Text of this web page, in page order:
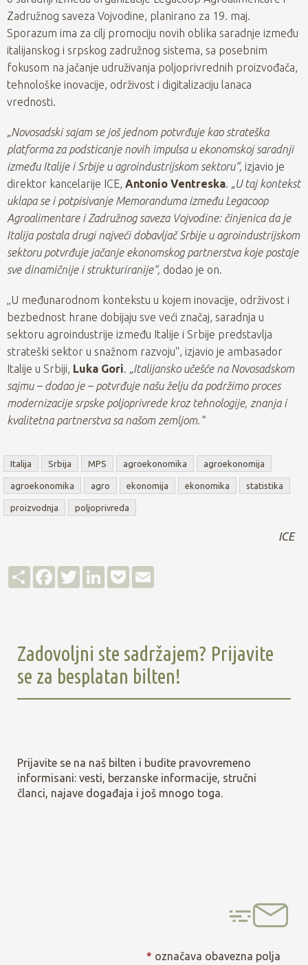
Zadružnog saveza Vojvodine, planirano za 19. maj.
Sporazum ima za cilj promociju novih oblika saradnje između
italijanskog i srpskog zadružnog sistema, sa posebnim
fokusom na jačanje udruživanja poljoprivrednih proizvođača,
tehnološke inovacije, održivost i digitalizaciju lanaca
vrednosti.
„Novosadski sajam se još jednom potvrđuje kao strateška
platforma za podsticanje novih impulsa u ekonomskoj saradnji
između Italije i Srbije u agroindustrijskom sektoru“, izjavio je
direktor kancelarije ICE, Antonio Ventreska. „U taj kontekst
uklapa se i potpisivanje Memoranduma između Legacoop
Agroalimentare i Zadružnog saveza Vojvodine: činjenica da je
Italija postala drugi najveći dobavljač Srbije u agroindustrijskom
sektoru potvrđuje jačanje ekonomskog partnerstva koje postaje
sve dinamičnije i strukturiranije“, dodao je on.
„U međunarodnom kontekstu u kojem inovacije, održivost i
bezbednost hrane dobijaju sve veći značaj, saradnja u
sektoru agroindustrije između Italije i Srbije predstavlja
strateški sektor u snažnom razvoju“, izjavio je ambasador
Italije u Srbiji, Luka Gori. „Italijansko učešće na Novosadskom
sajmu – dodao je – potvrđuje našu želju da podržimo proces
modernizacije srpske poljoprivrede kroz tehnologije, znanja i
kvalitetna partnerstva sa našom zemljom.“
Italija Srbija MPS agroekonomika agroekonomija
agroekonomika agro ekonomija ekonomika statistika
proizvodnja poljoprivreda
ICE
Д
F
k
T
w
L
n
P
o
Zadovoljni ste sadržajem? Prijavite
se za besplatan bilten!
Prijavite se na naš bilten i budite pravovremeno
informisani: vesti, berzanske informacije, stručni
članci, najave događaja i još mnogo toga.
* označava obavezna polja